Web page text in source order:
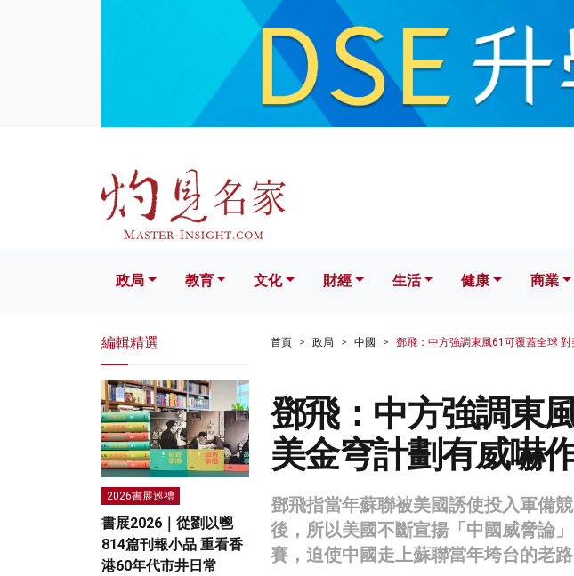
文化 財經 生活 健康
政局 教育 文化 財經 生活 健康 商業
首頁 政局 中國 鄧飛：中方強調東風61可覆蓋全球
鄧飛：中方強調東
美金穹計劃有威嚇
鄧飛指當年蘇聯被美國誘使投入軍備
後，所以美國不斷宣揚「中國威脅論
賽，迫使中國走上蘇聯當年垮台的老
編輯精選
2026書展巡禮
書展2026｜從劉以鬯
814篇刊報小品 重看香
港60年代市井日常